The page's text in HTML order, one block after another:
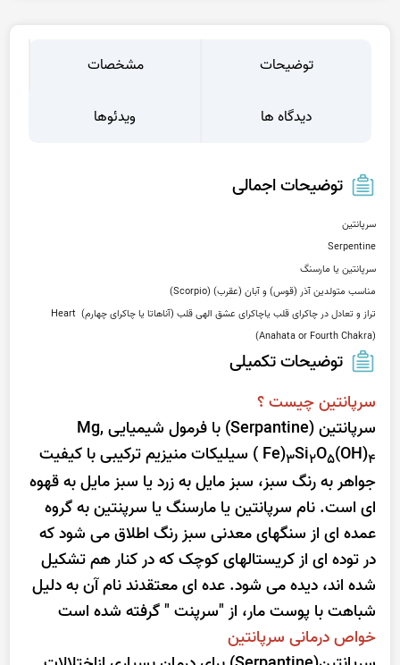
توضیحات مشخصات
دیدگاه ها ویدئوها
توضیحات اجمالی
تراز و تعادل در چاکرای قلب یاچاکرای عشق الهی قلب (آناهاتا یا چاکرای چهارم) Heart
(Anahata or Fourth Chakra)
توضیحات تکمیلی
سرپانتین چیست ؟
سرپانتین (Serpantine) با فرمول شیمیایی Mg,
Fe)3Si2O5(OH)4
) سیلیکات منیزیم ترکیبی با کیفیت
جواهر به رنگ سبز، سبز مایل به زرد یا سبز مایل به قهوه
ای است. نام سرپانتین یا مارسنگ یا سرپنتین به گروه
عمده ای از سنگهای معدنی سبز رنگ اطلاق می شود که
در توده ای از کریستالهای کوچک که در کنار هم تشکیل
شده اند، دیده می شود. عده ای معتقدند نام آن به دلیل
شباهت با پوست مار، از "سرپنت " گرفته شده است
خواص درمانی سرپانتین